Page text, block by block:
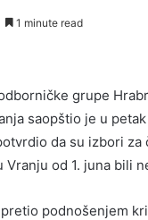
1 minute read
grupe
saopštio je u
da su izbori za
Vranju od 1. juna bili
podnošenjem